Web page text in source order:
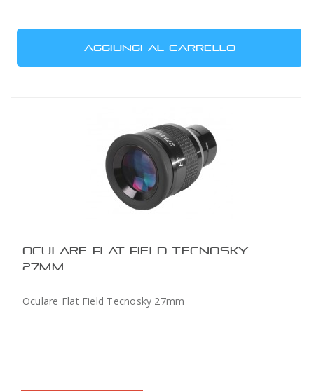
AGGIUNGI AL CARRELLO
OCULARE FLAT FIELD TECNOSKY
27MM
Oculare Flat Field Tecnosky 27mm